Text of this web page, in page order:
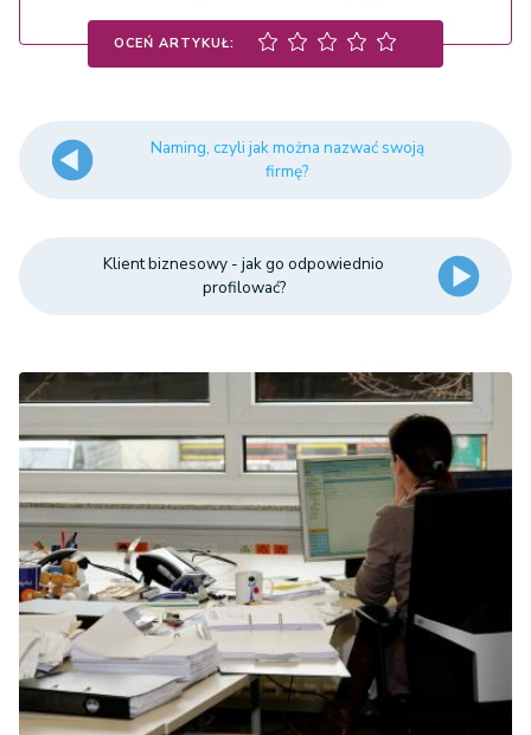
OCEŃ ARTYKUŁ:
Naming, czyli jak można nazwać swoją
firmę?
Klient biznesowy - jak go odpowiednio
profilować?